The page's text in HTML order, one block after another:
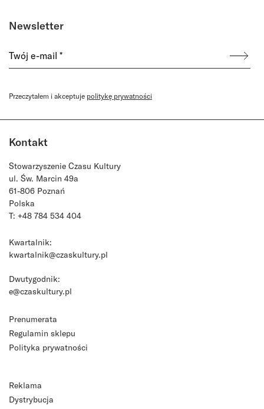
Newsletter
Przeczytałem i akceptuje politykę prywatności
Kontakt
Stowarzyszenie Czasu Kultury
ul. Św. Marcin 49a
61-806 Poznań
Polska
T: +48 784 534 404
Kwartalnik:
kwartalnik@czaskultury.pl
Dwutygodnik:
e@czaskultury.pl
Prenumerata
Regulamin sklepu
Polityka prywatności
Reklama
Dystrybucja